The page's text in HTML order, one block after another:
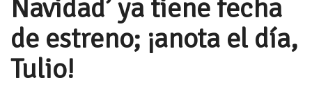
Navidad’ ya tiene fecha
de estreno; ¡anota el día,
Tulio!